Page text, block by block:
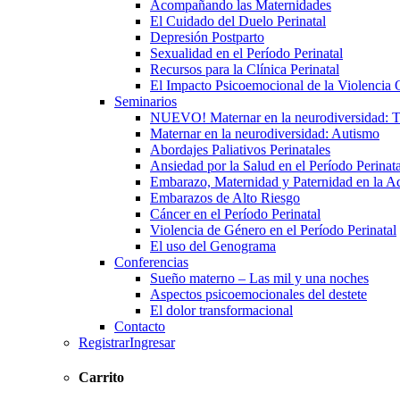
Acompañando las Maternidades
El Cuidado del Duelo Perinatal
Depresión Postparto
Sexualidad en el Período Perinatal
Recursos para la Clínica Perinatal
El Impacto Psicoemocional de la Violencia
Seminarios
NUEVO! Maternar en la neurodiversidad:
Maternar en la neurodiversidad: Autismo
Abordajes Paliativos Perinatales
Ansiedad por la Salud en el Período
Embarazo, Maternidad y Paternidad en la
Embarazos de Alto Riesgo
Cáncer en el Período Perinatal
Violencia de Género en el Período Perinatal
El uso del Genograma
Conferencias
Sueño materno – Las mil y una noches
Aspectos psicoemocionales del destete
El dolor transformacional
Contacto
RegistrarIngresar
Carrito